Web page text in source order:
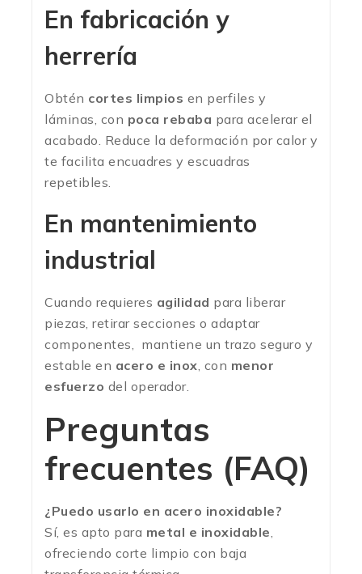
En fabricación y
herrería
Obtén cortes limpios en perfiles y
láminas, con poca rebaba para acelerar el
acabado. Reduce la deformación por calor y
te facilita encuadres y escuadras
repetibles.
En mantenimiento
industrial
Cuando requieres agilidad para liberar
piezas, retirar secciones o adaptar
componentes, mantiene un trazo seguro y
estable en acero e inox, con menor
esfuerzo del operador.
Preguntas
frecuentes (FAQ)
¿Puedo usarlo en acero inoxidable?
Sí, es apto para metal e inoxidable,
ofreciendo corte limpio con baja